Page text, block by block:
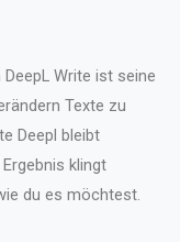
Write ist seine
Texte zu
Deepl bleibt
klingt
du es möchtest.